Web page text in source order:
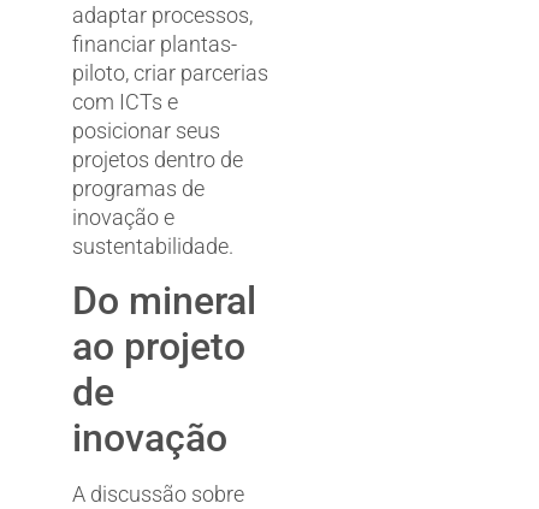
adaptar processos,
financiar plantas-
piloto, criar parcerias
com ICTs e
posicionar seus
projetos dentro de
programas de
inovação e
sustentabilidade.
Do mineral
ao projeto
de
inovação
A discussão sobre